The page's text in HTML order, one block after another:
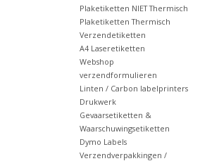
Plaketiketten NIET Thermisch
Plaketiketten Thermisch
Verzendetiketten
A4 Laseretiketten
Webshop
verzendformulieren
Linten / Carbon labelprinters
Drukwerk
Gevaarsetiketten &
Waarschuwingsetiketten
Dymo Labels
Verzendverpakkingen /